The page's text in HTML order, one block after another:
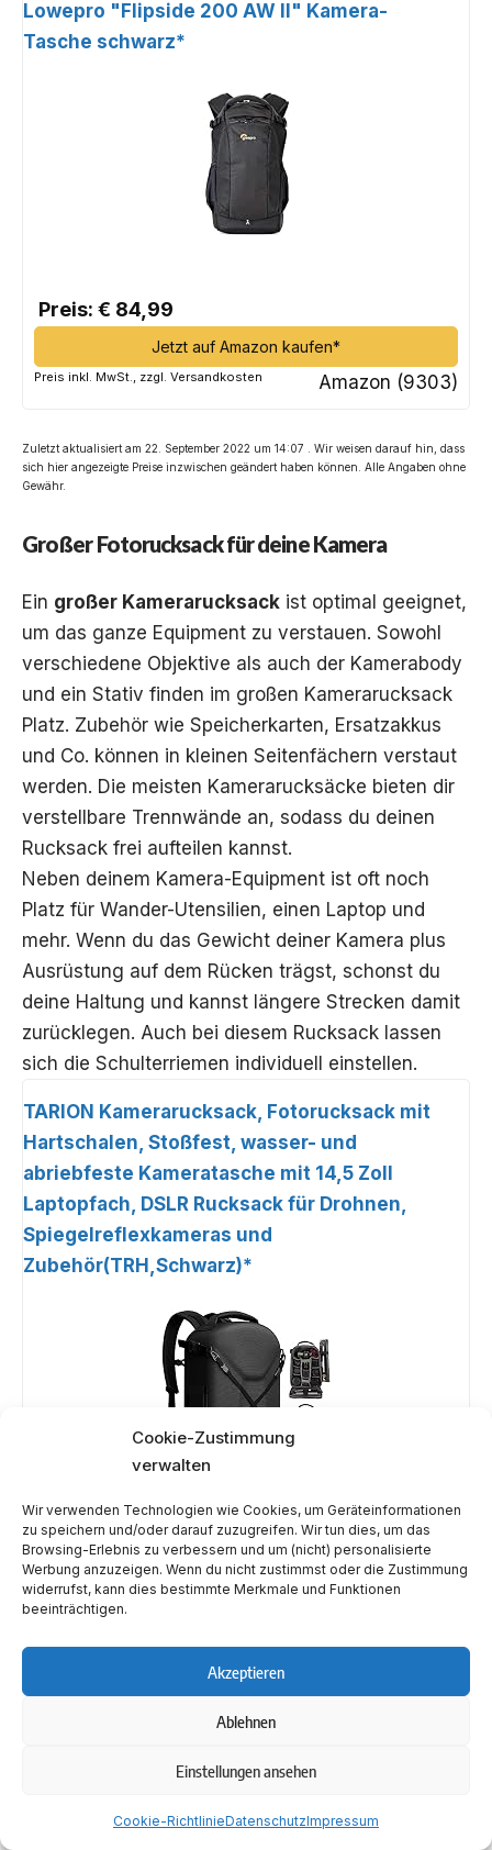
Cookie-Zustimmung
verwalten
Wir verwenden Technologien wie Cookies, um Geräteinformationen
zu speichern und/oder darauf zuzugreifen. Wir tun dies, um das
Browsing-Erlebnis zu verbessern und um (nicht) personalisierte
Werbung anzuzeigen. Wenn du nicht zustimmst oder die Zustimmung
widerrufst, kann dies bestimmte Merkmale und Funktionen
beeinträchtigen.
Akzeptieren
Ablehnen
Einstellungen ansehen
Cookie-RichtlinieDatenschutzImpressum
Lowepro "Flipside 200 AW II" Kamera-
Tasche schwarz*
Preis: € 84,99
Jetzt auf Amazon kaufen*
Preis inkl. MwSt., zzgl. Versandkosten Amazon (9303)
Zuletzt aktualisiert am 22. September 2022 um 14:07 . Wir weisen darauf hin, dass
sich hier angezeigte Preise inzwischen geändert haben können. Alle Angaben ohne
Gewähr.
Großer Fotorucksack für deine Kamera
Ein großer Kamerarucksack ist optimal geeignet,
um das ganze Equipment zu verstauen. Sowohl
verschiedene Objektive als auch der Kamerabody
und ein Stativ finden im großen Kamerarucksack
Platz. Zubehör wie Speicherkarten, Ersatzakkus
und Co. können in kleinen Seitenfächern verstaut
werden. Die meisten Kamerarucksäcke bieten dir
verstellbare Trennwände an, sodass du deinen
Rucksack frei aufteilen kannst.
Neben deinem Kamera-Equipment ist oft noch
Platz für Wander-Utensilien, einen Laptop und
mehr. Wenn du das Gewicht deiner Kamera plus
Ausrüstung auf dem Rücken trägst, schonst du
deine Haltung und kannst längere Strecken damit
zurücklegen. Auch bei diesem Rucksack lassen
sich die Schulterriemen individuell einstellen.
TARION Kamerarucksack, Fotorucksack mit
Hartschalen, Stoßfest, wasser- und
abriebfeste Kameratasche mit 14,5 Zoll
Laptopfach, DSLR Rucksack für Drohnen,
Spiegelreflexkameras und
Zubehör(TRH,Schwarz)*
Preis: € 74,99
Jetzt auf Amazon kaufen*
Preis inkl. MwSt., zzgl. Versandkosten
Zuletzt aktualisiert am 22. September 2022 um 14:06 . Wir weisen darauf hin, dass
sich hier angezeigte Preise inzwischen geändert haben können. Alle Angaben ohne
Kamerakoffer mit Schulterriemen
Eine besondere Form des Kamerarucksacks zeigt